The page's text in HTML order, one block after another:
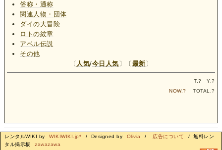
俗称・通称
関連人物・団体
ダイの大冒険
ロトの紋章
アベル伝説
その他
〔 人気/今日人気 〕〔 最新 〕
T.? Y.?
NOW.? TOTAL.?
レンタルWIKI by WIKIWIKI.jp* / Designed by Olivia / 広告について
/ 無料レン
タル掲示板
zawazawa